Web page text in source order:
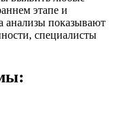
этапе и
анализы показывают
специалисты